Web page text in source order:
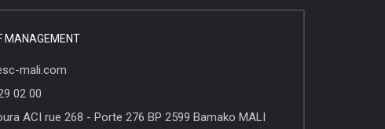
MANAGEMENT
mali.com
02 00
ACI rue 268 - Porte 276 BP 2599 Bamako MALI